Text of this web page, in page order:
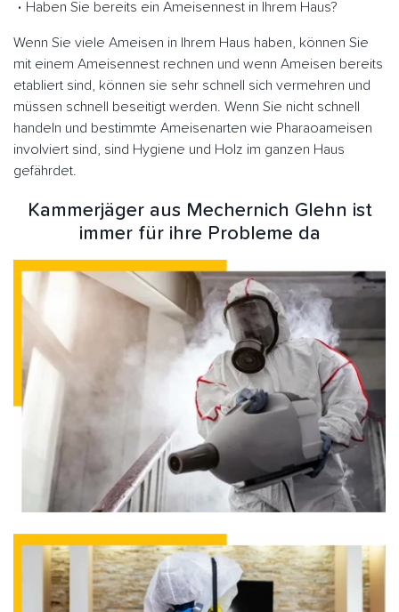
Haben Sie bereits ein Ameisennest in Ihrem Haus?
Wenn Sie viele Ameisen in Ihrem Haus haben, können Sie
mit einem Ameisennest rechnen und wenn Ameisen bereits
etabliert sind, können sie sehr schnell sich vermehren und
müssen schnell beseitigt werden. Wenn Sie nicht schnell
handeln und bestimmte Ameisenarten wie Pharaoameisen
involviert sind, sind Hygiene und Holz im ganzen Haus
gefährdet.
Kammerjäger aus Mechernich Glehn ist
immer für ihre Probleme da